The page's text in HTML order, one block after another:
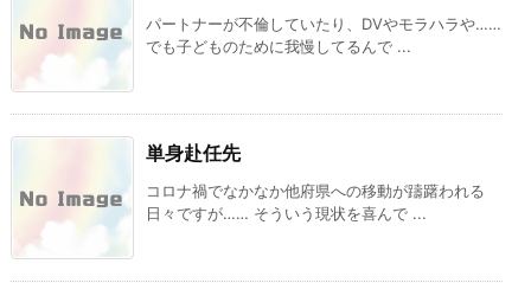
パートナーが不倫していたり、DVやモラハラや……
でも子どものために我慢してるんで ...
単身赴任先
コロナ禍でなかなか他府県への移動が躊躇われる
日々ですが…… そういう現状を喜んで ...